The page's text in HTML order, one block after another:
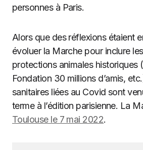
personnes à Paris.
Alors que des réflexions étaient
évoluer la Marche pour inclure
protections animales historiques
Fondation 30 millions d’amis,
sanitaires liées au Covid sont
terme à l’édition parisienne. La
Toulouse le 7 mai 2022.